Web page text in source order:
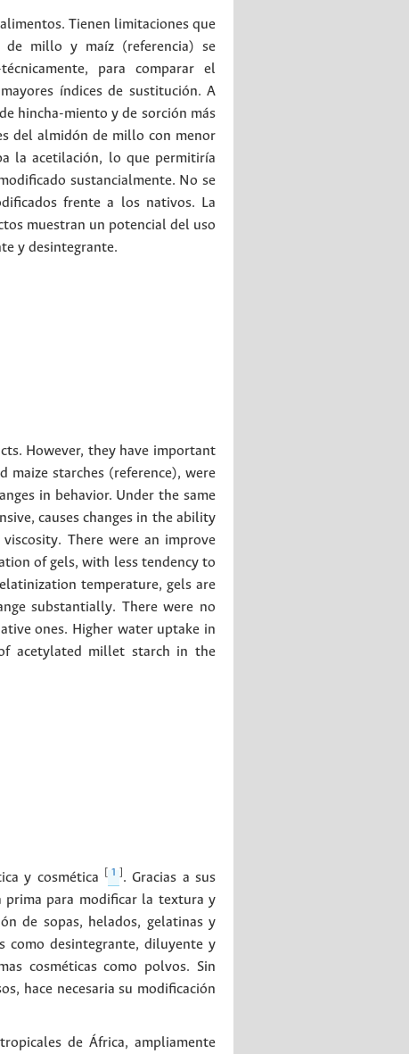
Tienen limitaciones que
de millo y maíz (referencia) se
para comparar el
índices de sustitución. A
hincha-miento y de sorción más
del almidón de millo con menor
la acetilación, lo que permitiría
sustancialmente. No se
frente a los nativos. La
muestran un potencial del uso
y desintegrante.
However, they have important
starches (reference), were
in behavior. Under the same
causes changes in the ability
There were an improve
of gels, with less tendency to
temperature, gels are
substantially. There were no
ones. Higher water uptake in
acetylated millet starch in the
y cosmética 1
. Gracias a sus
prima para modificar la textura y
de sopas, helados, gelatinas y
como desintegrante, diluyente y
cosméticas como polvos. Sin
hace necesaria su modificación
de África, ampliamente